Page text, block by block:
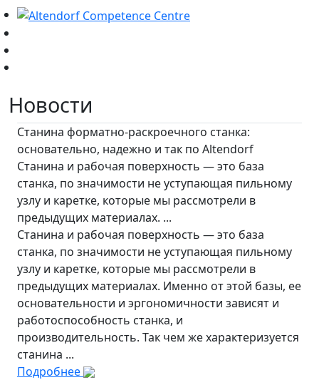
Новости
Станина форматно-раскроечного станка:
основательно, надежно и так по Altendorf
Станина и рабочая поверхность — это база
станка, по значимости не уступающая пильному
узлу и каретке, которые мы рассмотрели в
предыдущих материалах. ...
Станина и рабочая поверхность — это база
станка, по значимости не уступающая пильному
узлу и каретке, которые мы рассмотрели в
предыдущих материалах. Именно от этой базы, ее
основательности и эргономичности зависят и
работоспособность станка, и
производительность. Так чем же характеризуется
станина ...
Подробнее